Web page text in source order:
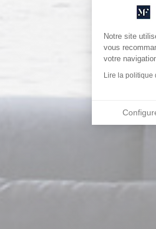
Notre site
vous
votre
Lire la politique